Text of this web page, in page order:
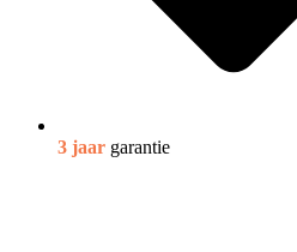
3 jaar garantie